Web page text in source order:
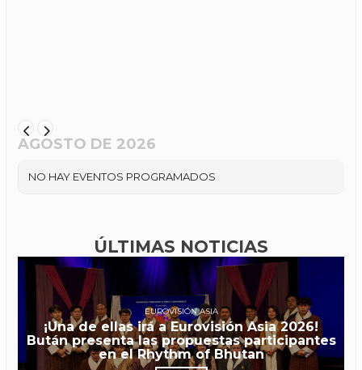
AGOSTO DE 2026
NO HAY EVENTOS PROGRAMADOS
ÚLTIMAS NOTICIAS
EUROVISIÓN ASIA
¡Una de ellas irá a Eurovisión Asia 2026!
Bután presenta las propuestas participantes
en el Rhythm of Bhutan